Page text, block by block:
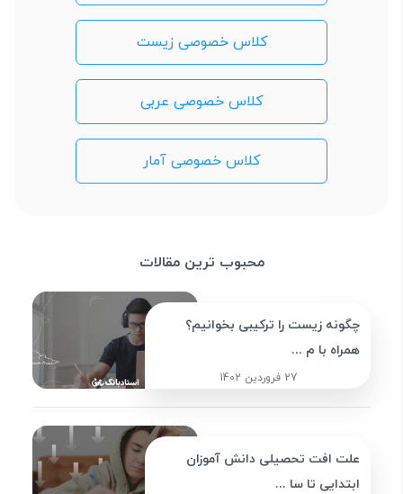
کلاس خصوصی زیست
کلاس خصوصی عربی
کلاس خصوصی آمار
محبوب ترین مقالات
چگونه زیست را ترکیبی بخوانیم؟
همراه با م ...
27 فروردین 1402
علت افت تحصیلی دانش آموزان
ابتدایی تا سا ...